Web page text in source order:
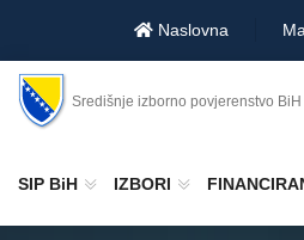
Naslovna
Središnje izborno povjerenstvo BiH
SIP BiH IZBORI